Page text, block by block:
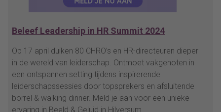
Beleef Leadership in HR Summit 2024
Op 17 april duiken 80 CHRO’s en HR-directeuren dieper
in de wereld van leiderschap. Ontmoet vakgenoten in
een ontspannen setting tijdens inspirerende
leiderschapssessies door topsprekers en afsluitende
borrel & walking dinner. Meld je aan voor een unieke
ervaring in Beeld & Geluid in Hilversum.